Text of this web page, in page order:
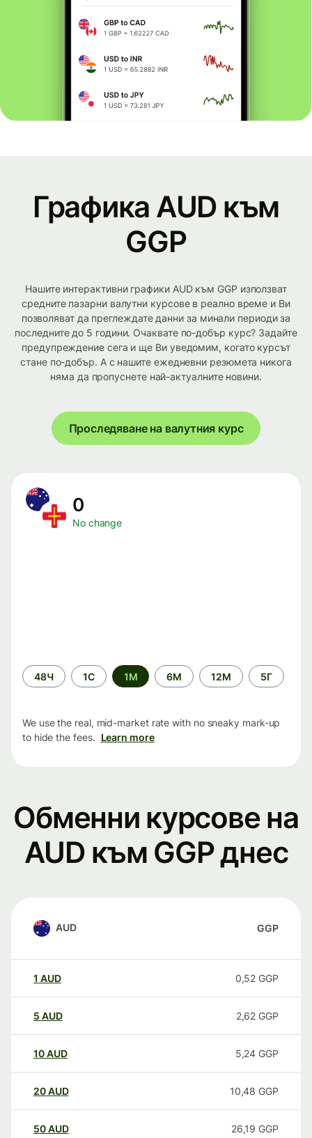
Графика AUD към
GGP
Нашите интерактивни графики AUD към GGP използват
средните пазарни валутни курсове в реално време и Ви
позволяват да преглеждате данни за минали периоди за
последните до 5 години. Очаквате по-добър курс? Задайте
предупреждение сега и ще Ви уведомим, когато курсът
стане по-добър. А с нашите ежедневни резюмета никога
няма да пропуснете най-актуалните новини.
Проследяване на валутния курс
0
No change
Time
period
48Ч 1С 1М 6М 12М 5Г
We use the real, mid-market rate with no sneaky mark-up
to hide the fees. Learn more
Обменни курсове на
AUD към GGP днес
AUD GGP
1 AUD 0,52 GGP
5 AUD 2,62 GGP
10AUD 5,24 GGP
20AUD 10,48 GGP
50AUD 26,19 GGP